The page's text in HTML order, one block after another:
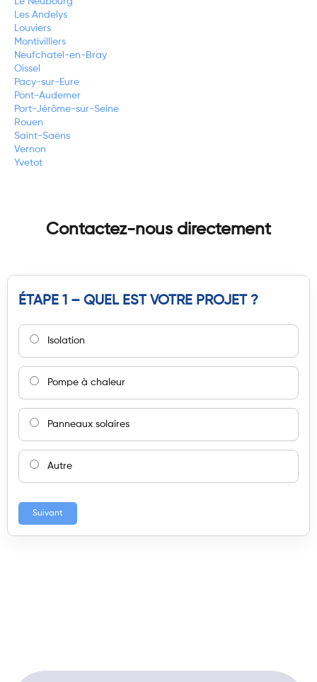
Les Andelys
Louviers
Montivilliers
Neufchatel-en-Bray
Oissel
Pacy-sur-Eure
Pont-Audemer
Port-Jérôme-sur-Seine
Rouen
Saint-Saëns
Vernon
Yvetot
Contactez-nous directement
ÉTAPE 1 – QUEL EST VOTRE PROJET ?
Isolation
Pompe à chaleur
Panneaux solaires
Autre
Suivant